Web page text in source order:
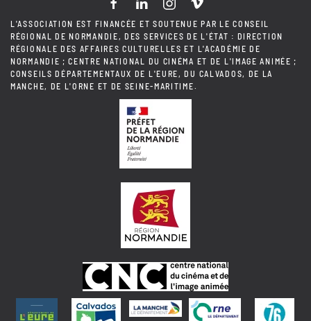
L'ASSOCIATION EST FINANCÉE ET SOUTENUE PAR LE CONSEIL
RÉGIONAL DE NORMANDIE, DES SERVICES DE L'ÉTAT : DIRECTION
RÉGIONALE DES AFFAIRES CULTURELLES ET L'ACADÉMIE DE
NORMANDIE ; CENTRE NATIONAL DU CINÉMA ET DE L'IMAGE ANIMÉE ;
CONSEILS DÉPARTEMENTAUX DE L'EURE, DU CALVADOS, DE LA
MANCHE, DE L'ORNE ET DE SEINE-MARITIME.